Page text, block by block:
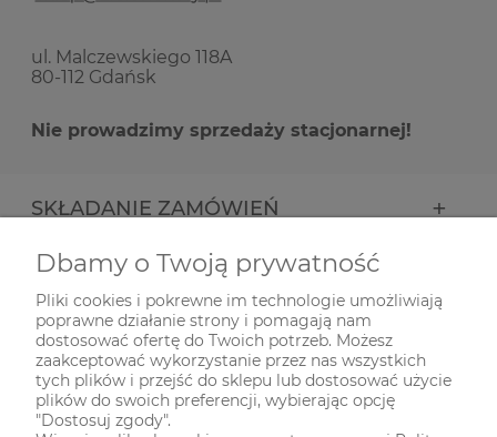
ul. Malczewskiego 118A
80-112 Gdańsk
Nie prowadzimy sprzedaży stacjonarnej!
SKŁADANIE ZAMÓWIEŃ
INFORMACJE
ODWIEDŹ NAS NA
Dbamy o Twoją prywatność
Pliki cookies i pokrewne im technologie umożliwiają
poprawne działanie strony i pomagają nam
dostosować ofertę do Twoich potrzeb. Możesz
zaakceptować wykorzystanie przez nas wszystkich
tych plików i przejść do sklepu lub dostosować użycie
plików do swoich preferencji, wybierając opcję
"Dostosuj zgody".